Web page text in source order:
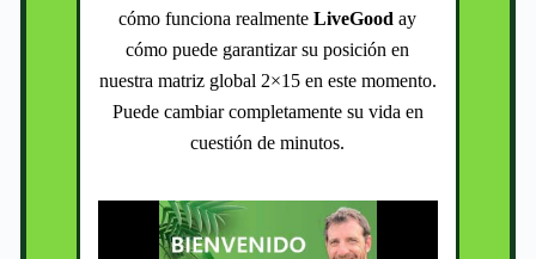
cómo funciona realmenteLiveGood ay
cómo puede garantizar su posición en
nuestra matriz global 2×15 en este momento.
Puede cambiar completamente su vida en
cuestión de minutos.